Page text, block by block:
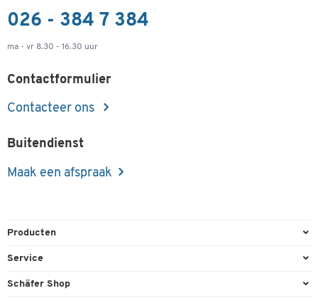
026 - 384 7 384
ma - vr 8.30 - 16.30 uur
Contactformulier
Contacteer ons
Buitendienst
Maak een afspraak
Producten
Kantoorbenodigdheden
Service
Bestelling herroepen
Schäfer Shop